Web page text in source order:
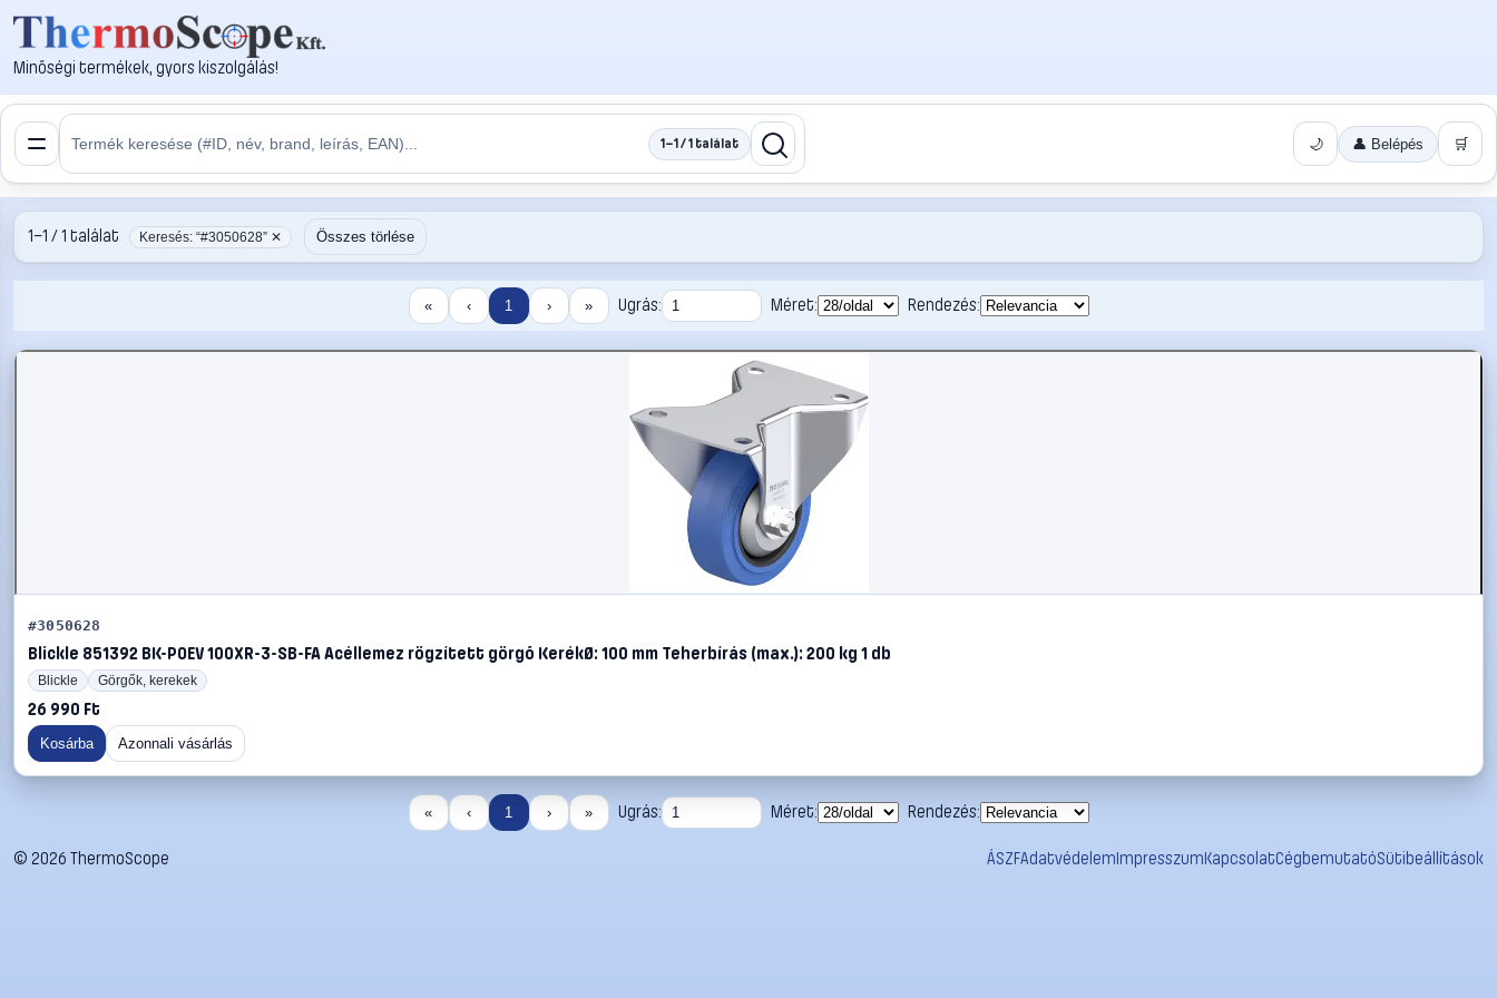
Minőségi termékek, gyors kiszolgálás!
1–1 / 1 találat 🌙 👤 Belépés 🛒
1–1 / 1 találat Keresés: “#3050628” ✕ Összes törlése
« ‹ 1 › » Ugrás: Méret: Rendezés:
#3050628
Blickle 851392 BK-POEV 100XR-3-SB-FA Acéllemez rögzített görgő KerékØ: 100 mm Teherbírás (max.): 200 kg 1 db
Blickle Görgők, kerekek
26 990 Ft
Kosárba Azonnali vásárlás
« ‹ 1 › » Ugrás: Méret: Rendezés:
© 2026 ThermoScope ÁSZFAdatvédelemImpresszumKapcsolatCégbemutatóSütibeállítások